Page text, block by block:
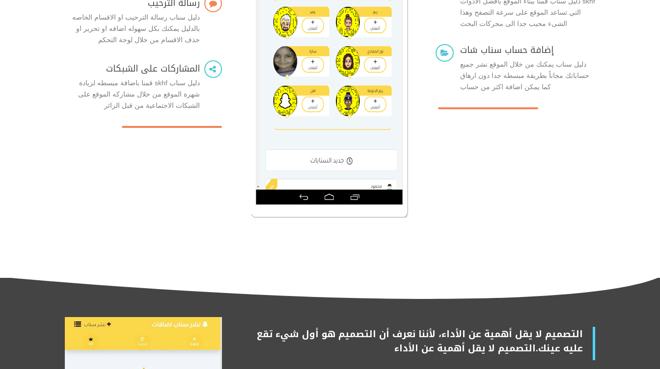
التي تساعد الموقع على سرعة التصفح وهذا
الشىء محبب جدا الى محركات البحث
 إضافة حساب سناب شات
دليل سناب يمكنك من خلال الموقع نشر جميع
حساباتك مجاناً بطريقة مبسطه جدا دون ارهاق
كما يمكن اضافة اكثر من حساب

دليل سناب رسالة الترحيب او الاقسام الخاصه
بالدليل يمكنك بكل سهوله اضافه او تحرير او
حذف الاقسام من خلال لوحة التحكم
 المشاركات على الشبكات
دليل سناب skhf قمنا باضافة مبسطه لزيادة
شهرة الموقع من خلال مشاركه الموقع على
الشبكات الاجتماعية من قبل الزائر
التصميم لا يقل أهمية عن الأداء، لأننا نعرف أن التصميم هو أول شيء تقع
عليه عينك.التصميم لا يقل أهمية عن الأداء